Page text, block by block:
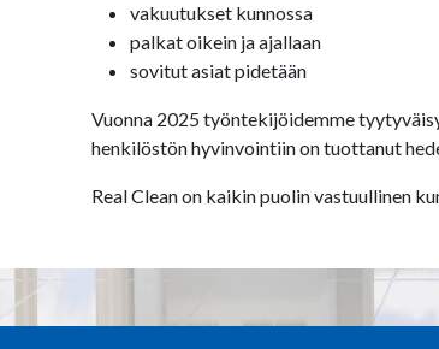
vakuutukset kunnossa
palkat oikein ja ajallaan
sovitut asiat pidetään
Vuonna 2025 työntekijöidemme
henkilöstön hyvinvointiin on tuottanut
Real Clean on kaikin puolin vastuullinen